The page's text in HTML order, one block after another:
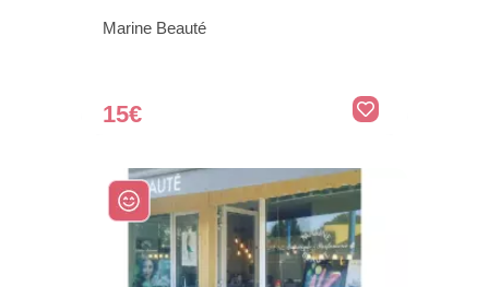
Marine Beauté
15€